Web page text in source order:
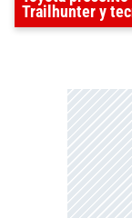
Trailhunter y